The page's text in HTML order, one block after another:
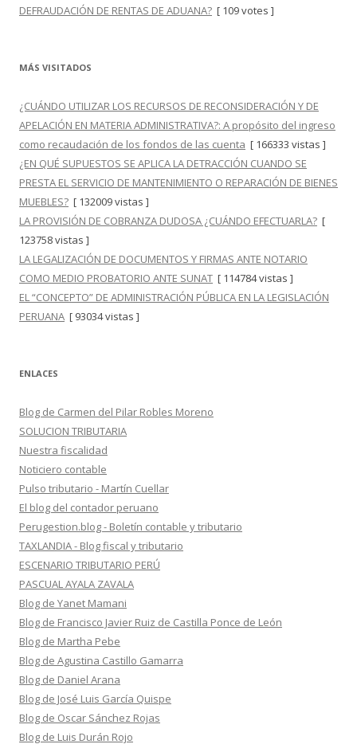
DEFRAUDACIÓN DE RENTAS DE ADUANA? [ 109 votes ]
MÁS VISITADOS
¿CUÁNDO UTILIZAR LOS RECURSOS DE RECONSIDERACIÓN Y DE
APELACIÓN EN MATERIA ADMINISTRATIVA?: A propósito del ingreso
como recaudación de los fondos de las cuenta [ 166333 vistas ]
¿EN QUÉ SUPUESTOS SE APLICA LA DETRACCIÓN CUANDO SE
PRESTA EL SERVICIO DE MANTENIMIENTO O REPARACIÓN DE BIENES
MUEBLES? [ 132009 vistas ]
LA PROVISIÓN DE COBRANZA DUDOSA ¿CUÁNDO EFECTUARLA? [
123758 vistas ]
LA LEGALIZACIÓN DE DOCUMENTOS Y FIRMAS ANTE NOTARIO
COMO MEDIO PROBATORIO ANTE SUNAT [ 114784 vistas ]
EL “CONCEPTO” DE ADMINISTRACIÓN PÚBLICA EN LA LEGISLACIÓN
PERUANA [ 93034 vistas ]
ENLACES
Blog de Carmen del Pilar Robles Moreno
SOLUCION TRIBUTARIA
Nuestra fiscalidad
Noticiero contable
Pulso tributario - Martín Cuellar
El blog del contador peruano
Perugestion.blog - Boletín contable y tributario
TAXLANDIA - Blog fiscal y tributario
ESCENARIO TRIBUTARIO PERÚ
PASCUAL AYALA ZAVALA
Blog de Yanet Mamani
Blog de Francisco Javier Ruiz de Castilla Ponce de León
Blog de Martha Pebe
Blog de Agustina Castillo Gamarra
Blog de Daniel Arana
Blog de José Luis García Quispe
Blog de Oscar Sánchez Rojas
Blog de Luis Durán Rojo